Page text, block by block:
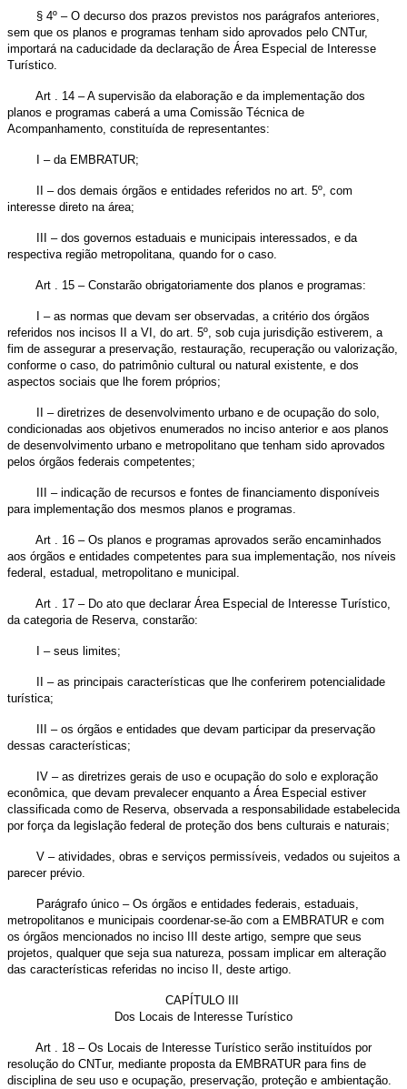
§ 4º – O decurso dos prazos previstos nos parágrafos anteriores,
sem que os planos e programas tenham sido aprovados pelo CNTur,
importará na caducidade da declaração de Área Especial de Interesse
Turístico.
Art . 14 – A supervisão da elaboração e da implementação dos
planos e programas caberá a uma Comissão Técnica de
Acompanhamento, constituída de representantes:
I – da EMBRATUR;
II – dos demais órgãos e entidades referidos no art. 5º, com
interesse direto na área;
III – dos governos estaduais e municipais interessados, e da
respectiva região metropolitana, quando for o caso.
Art . 15 – Constarão obrigatoriamente dos planos e programas:
I – as normas que devam ser observadas, a critério dos órgãos
referidos nos incisos II a VI, do art. 5º, sob cuja jurisdição estiverem, a
fim de assegurar a preservação, restauração, recuperação ou valorização,
conforme o caso, do patrimônio cultural ou natural existente, e dos
aspectos sociais que lhe forem próprios;
II – diretrizes de desenvolvimento urbano e de ocupação do solo,
condicionadas aos objetivos enumerados no inciso anterior e aos planos
de desenvolvimento urbano e metropolitano que tenham sido aprovados
pelos órgãos federais competentes;
III – indicação de recursos e fontes de financiamento disponíveis
para implementação dos mesmos planos e programas.
Art . 16 – Os planos e programas aprovados serão encaminhados
aos órgãos e entidades competentes para sua implementação, nos níveis
federal, estadual, metropolitano e municipal.
Art . 17 – Do ato que declarar Área Especial de Interesse Turístico,
da categoria de Reserva, constarão:
I – seus limites;
II – as principais características que lhe conferirem potencialidade
turística;
III – os órgãos e entidades que devam participar da preservação
dessas características;
IV – as diretrizes gerais de uso e ocupação do solo e exploração
econômica, que devam prevalecer enquanto a Área Especial estiver
classificada como de Reserva, observada a responsabilidade estabelecida
por força da legislação federal de proteção dos bens culturais e naturais;
V – atividades, obras e serviços permissíveis, vedados ou sujeitos a
parecer prévio.
Parágrafo único – Os órgãos e entidades federais, estaduais,
metropolitanos e municipais coordenar-se-ão com a EMBRATUR e com
os órgãos mencionados no inciso III deste artigo, sempre que seus
projetos, qualquer que seja sua natureza, possam implicar em alteração
das características referidas no inciso II, deste artigo.
CAPÍTULO III
Dos Locais de Interesse Turístico
Art . 18 – Os Locais de Interesse Turístico serão instituídos por
resolução do CNTur, mediante proposta da EMBRATUR para fins de
disciplina de seu uso e ocupação, preservação, proteção e ambientação.